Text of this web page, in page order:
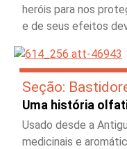
heróis para nos
e de seus efeitos
Seção:
Uma história
Usado desde a
medicinais e